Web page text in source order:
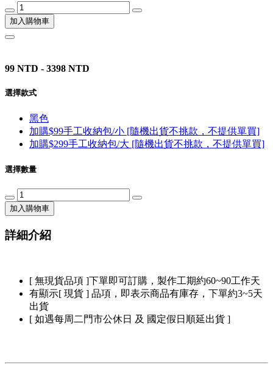
加入購物車
99 NTD - 3398 NTD
選擇款式
黑色
加購$99手工收納包/小 [隨機出貨不挑款，不提供單買]
加購$299手工收納包/大 [隨機出貨不挑款，不提供單買]
選擇數量
加入購物車
詳細介紹
[ 無現貨品項 ]下單即可訂購，製作工期約60~90工作天
有顯示[ 現貨 ] 品項，即表示商品有庫存，下單約3~5天
出貨
[ 如遇每周二門市公休日 及 國定假日順延出貨 ]